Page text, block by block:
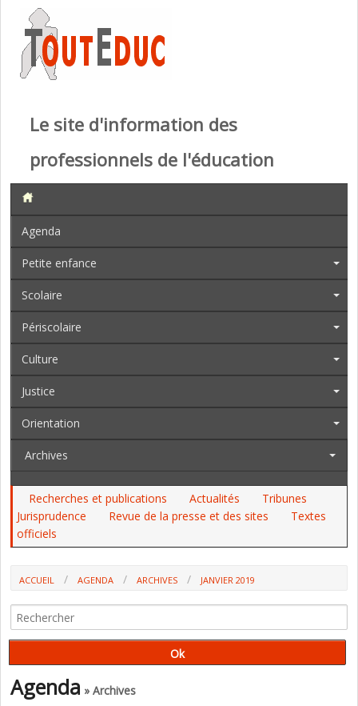
Le site d'information des
professionnels de l'éducation
Agenda
Petite enfance
Scolaire
Périscolaire
Culture
Justice
Orientation
Archives
Recherches et publications Actualités
Tribunes
Jurisprudence
Revue de la presse et des sites
Textes
officiels
ACCUEIL AGENDA ARCHIVES JANVIER 2019
Agenda » Archives